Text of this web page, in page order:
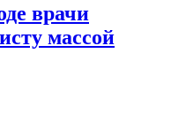
врачи
массой